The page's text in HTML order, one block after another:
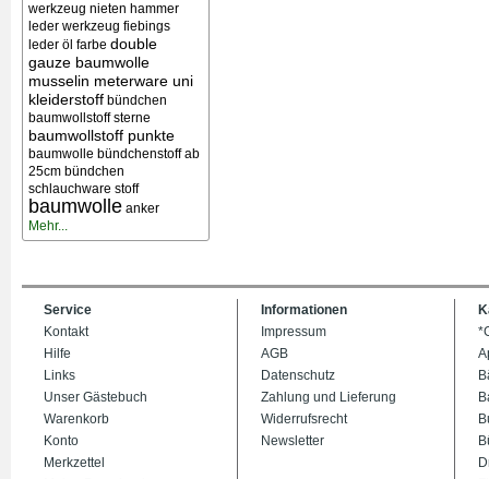
werkzeug nieten hammer
leder werkzeug fiebings
leder öl farbe double
gauze baumwolle
musselin meterware uni
kleiderstoff bündchen
baumwollstoff sterne
baumwollstoff punkte
baumwolle bündchenstoff ab
25cm bündchen
schlauchware stoff
baumwolle anker
Mehr...
Service
Kontakt
Hilfe
Links
Unser Gästebuch
Warenkorb
Konto
Merkzettel
Informationen
Impressum
AGB
Datenschutz
Zahlung und Lieferung
Widerrufsrecht
Newsletter